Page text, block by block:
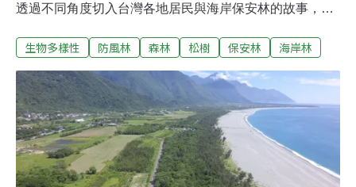
透過不同角度切入台灣各地居民與海岸保安林的故事，傳
日（International Day for Biological Diversity）「保護和
九州唐津灣居民，為了抵禦風沙、防潮消波，沿著彩虹般
的海岸線，以人力一棵一棵種下黑松（學名：Pinus
thunbergii，俗名：オマツOmatsu）及松樹，飽含油脂的
松樹落果及松針，成為了居民重要的民生燃料；為了讓松
樹長得好，他們會挖掉蓋住小苗的沙石。這些努力也創造
了「白沙青松」的景觀，松樹林不僅是民生所需，更是共
生物多樣性 防風林 森林 松樹 保安林 海岸林